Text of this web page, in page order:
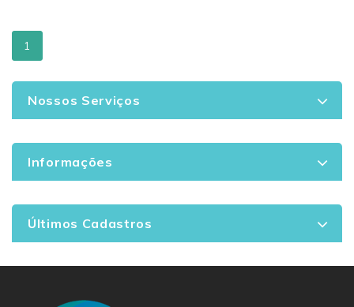
1
Nossos Serviços
Informações
Últimos Cadastros